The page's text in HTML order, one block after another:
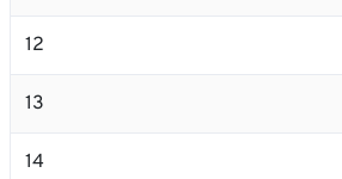
12
13
14